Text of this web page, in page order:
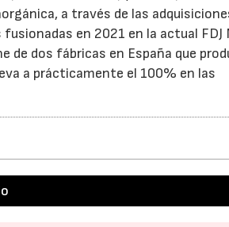
a través de las
en 2021 en la actual FDJ
de dos fábricas en España que
a prácticamente el 100% en las